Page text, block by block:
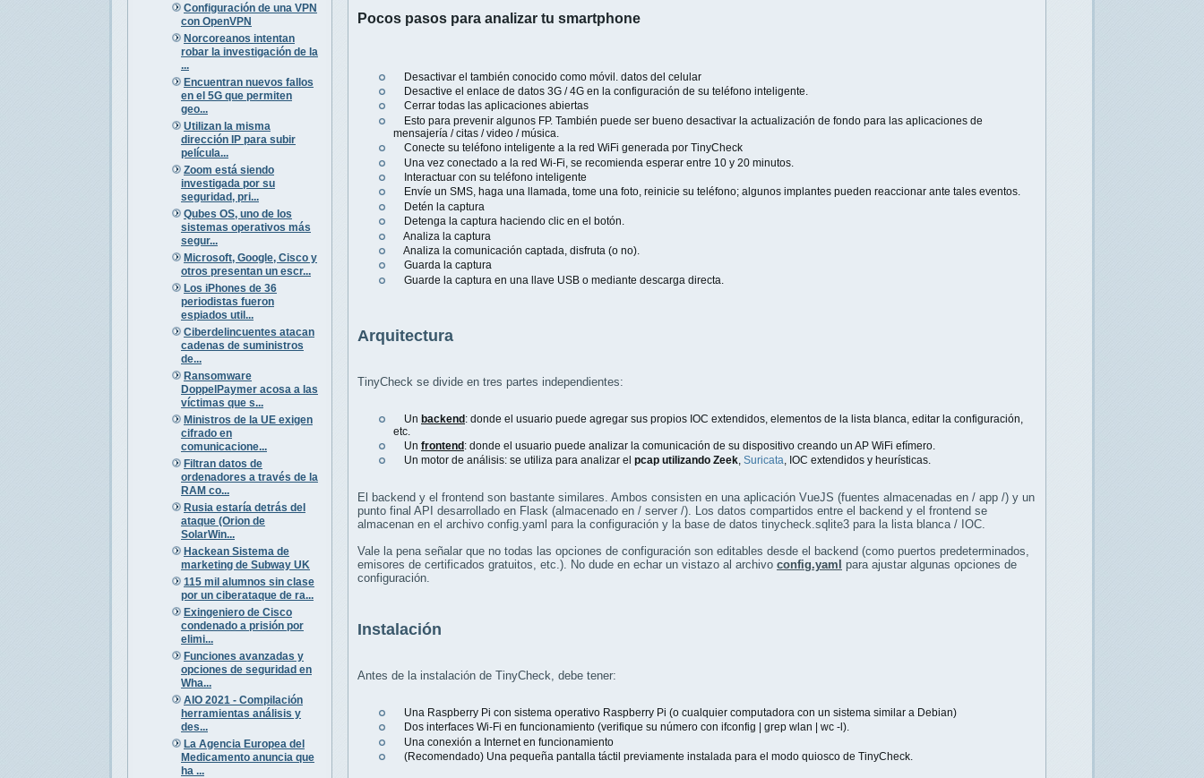
Configuración de una VPN
con OpenVPN
Norcoreanos intentan
robar la investigación de la
...
Encuentran nuevos fallos
en el 5G que permiten
geo...
Utilizan la misma
dirección IP para subir
película...
Zoom está siendo
investigada por su
seguridad, pri...
Qubes OS, uno de los
sistemas operativos más
segur...
Microsoft, Google, Cisco y
otros presentan un escr...
Los iPhones de 36
periodistas fueron
espiados util...
Ciberdelincuentes atacan
cadenas de suministros
de...
Ransomware
DoppelPaymer acosa a las
víctimas que s...
Ministros de la UE exigen
cifrado en
comunicacione...
Filtran datos de
ordenadores a través de la
RAM co...
Rusia estaría detrás del
ataque (Orion de
SolarWin...
Hackean Sistema de
marketing de Subway UK
115 mil alumnos sin clase
por un ciberataque de ra...
Exingeniero de Cisco
condenado a prisión por
elimi...
Funciones avanzadas y
opciones de seguridad en
Wha...
AIO 2021 - Compilación
herramientas análisis y
des...
La Agencia Europea del
Medicamento anuncia que
ha ...
Pocos pasos para analizar tu smartphone
Desactivar el también conocido como móvil. datos del celular
Desactive el enlace de datos 3G / 4G en la configuración de su teléfono inteligente.
Cerrar todas las aplicaciones abiertas
Esto para prevenir algunos FP. También puede ser bueno desactivar la actualización de fondo para las aplicaciones de
mensajería / citas / video / música.
Conecte su teléfono inteligente a la red WiFi generada por TinyCheck
Una vez conectado a la red Wi-Fi, se recomienda esperar entre 10 y 20 minutos.
Interactuar con su teléfono inteligente
Envíe un SMS, haga una llamada, tome una foto, reinicie su teléfono; algunos implantes pueden reaccionar ante tales eventos.
Detén la captura
Detenga la captura haciendo clic en el botón.
Analiza la captura
Analiza la comunicación captada, disfruta (o no).
Guarda la captura
Guarde la captura en una llave USB o mediante descarga directa.
Arquitectura
TinyCheck se divide en tres partes independientes:
Un backend: donde el usuario puede agregar sus propios IOC extendidos, elementos de la lista blanca, editar la configuración,
etc.
Un frontend : donde el usuario puede analizar la comunicación de su dispositivo creando un AP WiFi efímero.
Un motor de análisis: se utiliza para analizar el pcap utilizando Zeek, Suricata, IOC extendidos y heurísticas.
El backend y el frontend son bastante similares. Ambos consisten en una aplicación VueJS (fuentes almacenadas en / app /) y un
punto final API desarrollado en Flask (almacenado en / server /). Los datos compartidos entre el backend y el frontend se
almacenan en el archivo config.yaml para la configuración y la base de datos tinycheck.sqlite3 para la lista blanca / IOC.
Vale la pena señalar que no todas las opciones de configuración son editables desde el backend (como puertos predeterminados,
emisores de certificados gratuitos, etc.). No dude en echar un vistazo al archivo config.yaml para ajustar algunas opciones de
configuración.
Instalación
Antes de la instalación de TinyCheck, debe tener:
Una Raspberry Pi con sistema operativo Raspberry Pi (o cualquier computadora con un sistema similar a Debian)
Dos interfaces Wi-Fi en funcionamiento (verifique su número con ifconfig | grep wlan | wc -l).
Una conexión a Internet en funcionamiento
(Recomendado) Una pequeña pantalla táctil previamente instalada para el modo quiosco de TinyCheck.